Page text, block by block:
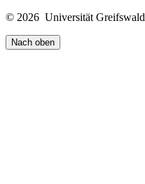
© 2026 Universität Greifswald
Nach oben